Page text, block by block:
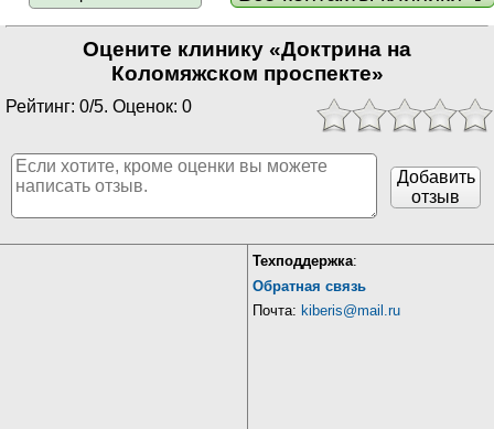
Оцените клинику «Доктрина на
Коломяжском проспекте»
Рейтинг: 0/5. Оценок: 0
Добавить
отзыв
Техподдержка:
Обратная связь
Почта: kiberis@mail.ru